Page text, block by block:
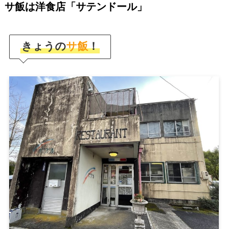
サ飯は洋食店「サテンドール」
きょうのサ飯！